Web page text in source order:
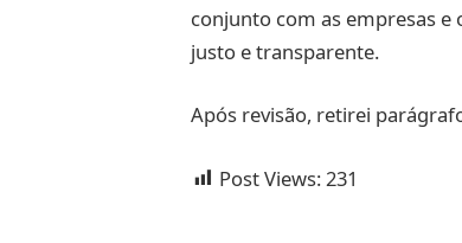
conjunto com as empresas
justo e transparente.
Após revisão, retirei
Post Views:231